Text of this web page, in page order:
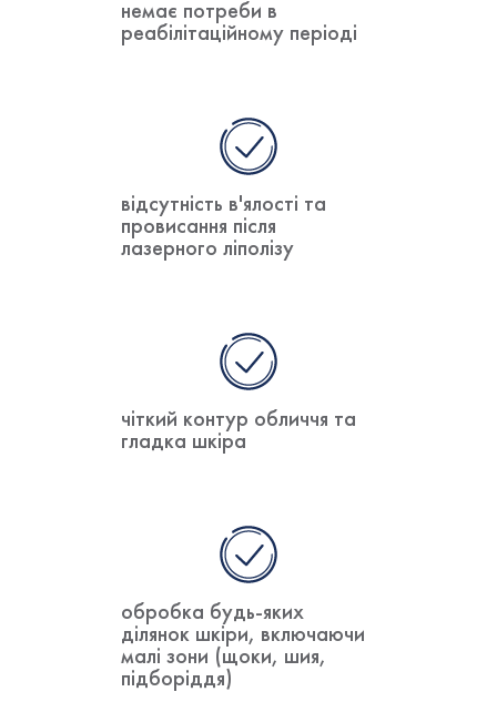
немає потреби в
реабілітаційному періоді
відсутність в'ялості та
провисання після
лазерного ліполізу
чіткий контур обличчя та
гладка шкіра
обробка будь-яких
ділянок шкіри, включаючи
малі зони (щоки, шия,
підборіддя)